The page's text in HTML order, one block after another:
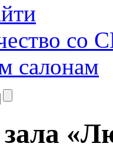
со
салонам